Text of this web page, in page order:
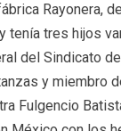
Rayonera,
tenía tres hijos
del Sindicato
y miembro
Fulgencio